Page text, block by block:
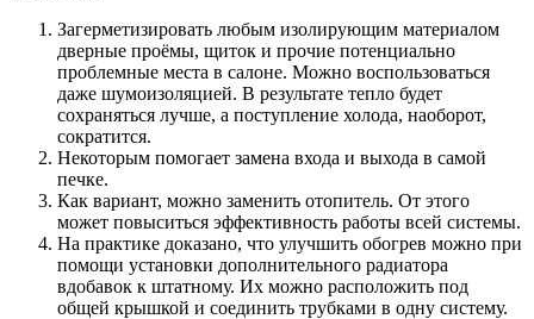
Загерметизировать любым изолирующим материалом
дверные проёмы, щиток и прочие потенциально
проблемные места в салоне. Можно воспользоваться
даже шумоизоляцией. В результате тепло будет
сохраняться лучше, а поступление холода, наоборот,
сократится.
Некоторым помогает замена входа и выхода в самой
печке.
Как вариант, можно заменить отопитель. От этого
может повыситься эффективность работы всей системы.
На практике доказано, что улучшить обогрев можно при
помощи установки дополнительного радиатора
вдобавок к штатному. Их можно расположить под
общей крышкой и соединить трубками в одну систему.